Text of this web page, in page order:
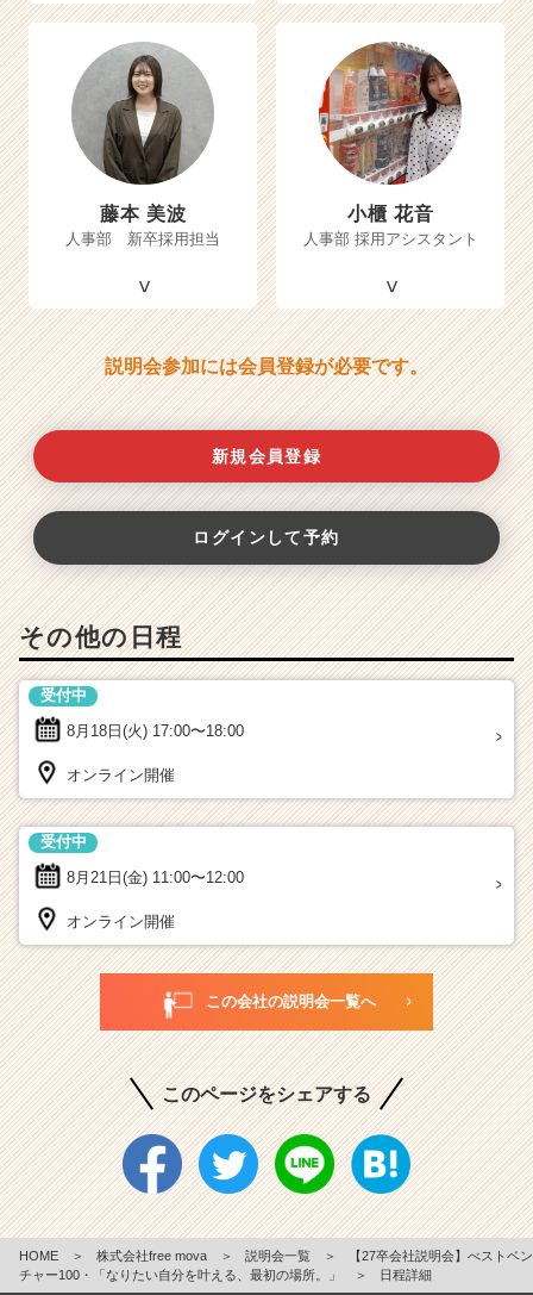
藤本 美波
人事部 新卒採用担当
小櫃 花音
人事部 採用アシスタント
説明会参加には会員登録が必要です。
新規会員登録
ログインして予約
その他の日程
8月18日(火) 17:00〜18:00
受付中
オンライン開催
8月21日(金) 11:00〜12:00
受付中
オンライン開催
この会社の説明会一覧へ
このページをシェアする
HOME ＞ 株式会社free mova ＞ 説明会一覧 ＞
【27卒会社説明会】べストベン
チャー100・「なりたい自分を叶える、最初の場所。」
＞ 日程詳細